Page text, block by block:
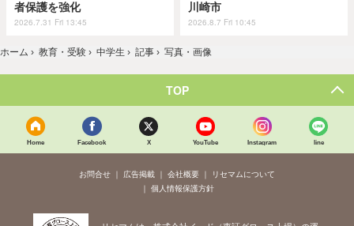
者保護を強化
2026.7.31 Fri 13:45
川崎市
2026.8.7 Fri 10:45
ホーム › 教育・受験 › 中学生 › 記事 › 写真・画像
TOP
Home Facebook X YouTube Instagram line
お問合せ 広告掲載 会社概要
リセマムについて
個人情報保護方針